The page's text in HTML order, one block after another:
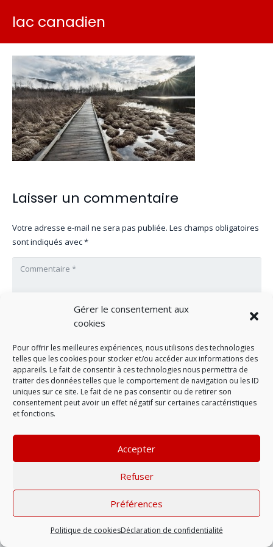
Gérer le consentement aux
cookies
Pour offrir les meilleures expériences, nous utilisons des technologies
telles que les cookies pour stocker et/ou accéder aux informations des
appareils. Le fait de consentir à ces technologies nous permettra de
traiter des données telles que le comportement de navigation ou les ID
uniques sur ce site. Le fait de ne pas consentir ou de retirer son
consentement peut avoir un effet négatif sur certaines caractéristiques
et fonctions.
Accepter
Refuser
Préférences
Politique de cookiesDéclaration de confidentialité
lac canadien
Laisser un commentaire
Votre adresse e-mail ne sera pas publiée. Les champs obligatoires
sont indiqués avec*
LAISSER UN COMMENTAIRE
Mentions légales| © 2022 |
confidentialité